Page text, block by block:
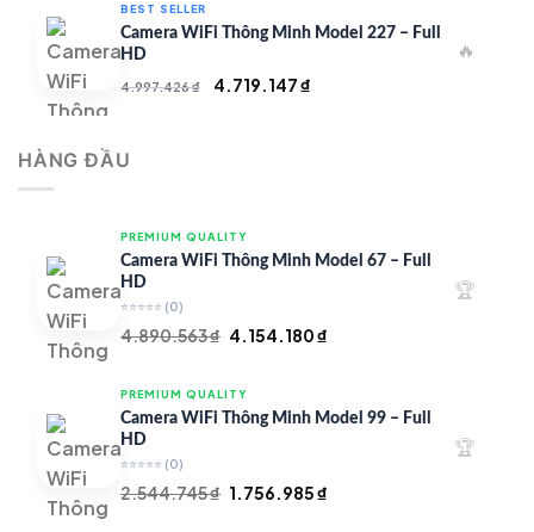
7.000.000 ₫.là:
BEST SELLER
Camera WiFi Thông Minh Model 227 – Full
HD
4.997.426₫
Giá
4.719.147₫
🔥
HÀNG ĐẦU
PREMIUM QUALITY
Camera WiFi Thông Minh Model 67 – Full
HD
⭐⭐⭐⭐⭐ (0)
4.890.563₫ Giá
là:
4.890.563 ₫.
4.154.180₫
là:
🏆
PREMIUM QUALITY
Camera WiFi Thông Minh Model 99 – Full
HD
⭐⭐⭐⭐⭐ (0)
2.544.745₫ Giá
1.756.985₫
🏆